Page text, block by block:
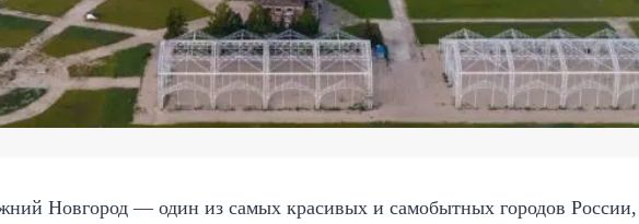
Новгород — один из самых красивых и самобытных городов